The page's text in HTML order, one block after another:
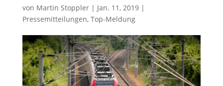
von Martin Stoppler| Jan. 11, 2019|
Pressemitteilungen, Top-Meldung